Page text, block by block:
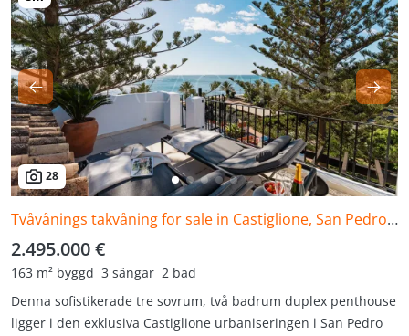
28
Tvåvånings takvåning for sale in Castiglione, San Pedro de Alcantara
2.495.000 €
163 m² byggd 3 sängar 2 bad
Denna sofistikerade tre sovrum, två badrum duplex penthouse
ligger i den exklusiva Castiglione urbaniseringen i San Pedro